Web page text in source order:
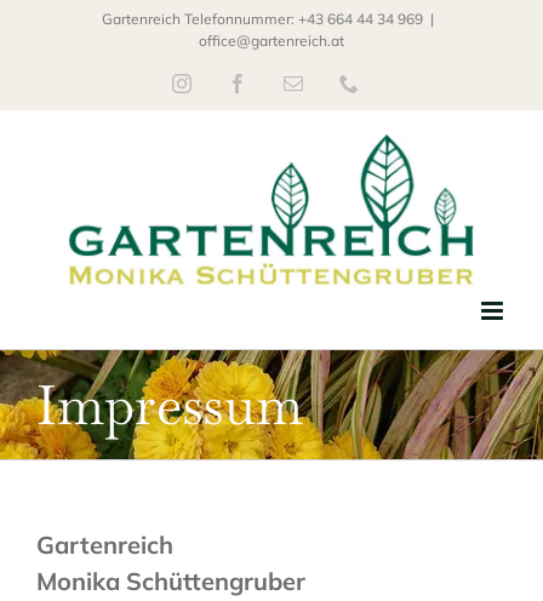
Gartenreich Telefonnummer: +43 664 44 34 969 |
office@gartenreich.at
InstagramFacebook
E-
Impressum
Gartenreich
Monika Schüttengruber